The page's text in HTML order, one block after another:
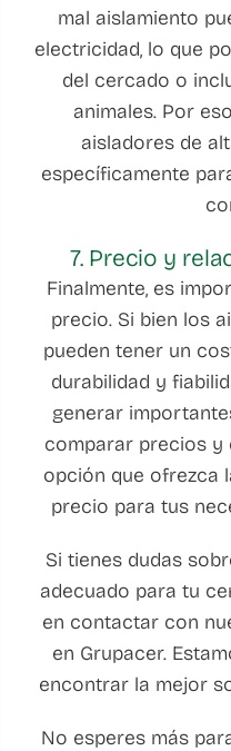
mal aislamiento
electricidad, lo que
del cercado o
animales. Por
aisladores de
específicamente
7. Precio y
Finalmente, es
precio. Si bien los
pueden tener un
durabilidad y
generar
comparar precios y
opción que ofrezca
precio para tus
Si tienes dudas
adecuado para tu
en contactar con
en Grupacer.
encontrar la mejor
No esperes más